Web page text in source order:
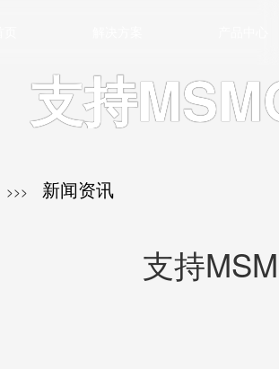
支持
>>> 新闻资讯
支持